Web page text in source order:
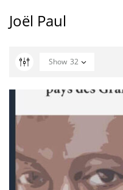
Joël Paul
Show 32